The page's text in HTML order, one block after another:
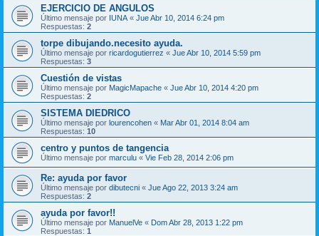
EJERCICIO DE ANGULOS
Último mensaje por IUNA « Jue Abr 10, 2014 6:24 pm
Respuestas: 2
torpe dibujando.necesito ayuda.
Último mensaje por ricardogutierrez « Jue Abr 10, 2014 5:59 pm
Respuestas: 3
Cuestión de vistas
Último mensaje por MagicMapache « Jue Abr 10, 2014 4:20 pm
Respuestas: 2
SISTEMA DIEDRICO
Último mensaje por lourencohen « Mar Abr 01, 2014 8:04 am
Respuestas: 10
centro y puntos de tangencia
Último mensaje por marculu « Vie Feb 28, 2014 2:06 pm
Re: ayuda por favor
Último mensaje por dibutecni « Jue Ago 22, 2013 3:24 am
Respuestas: 2
ayuda por favor!!
Último mensaje por ManuelVe « Dom Abr 28, 2013 1:22 pm
Respuestas: 1